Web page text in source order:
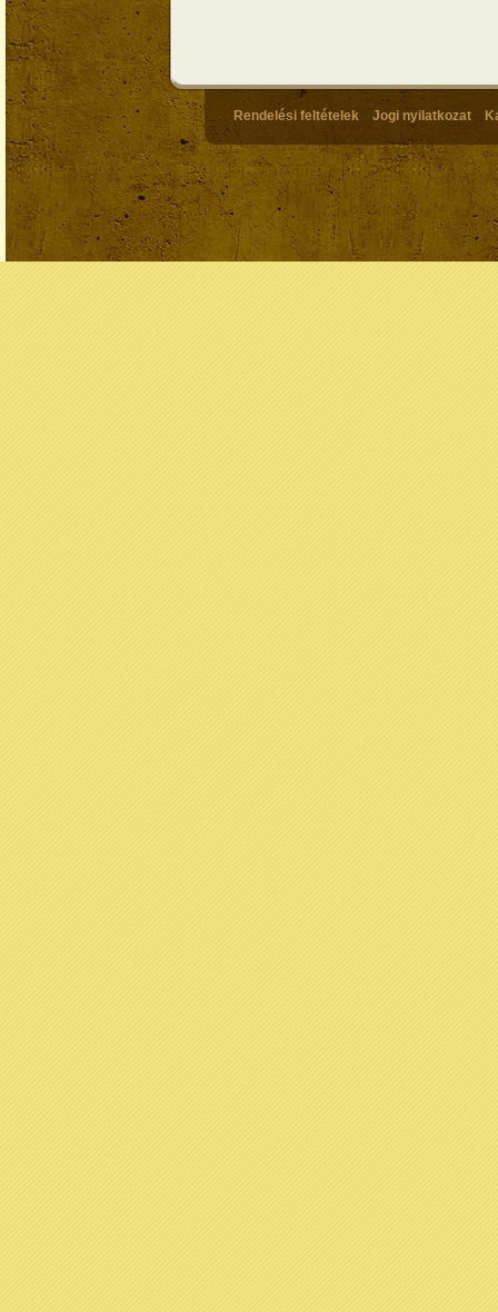
Rendelési feltételek Jogi nyilatkozat